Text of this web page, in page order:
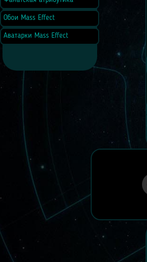
Обои Mass Effect
Аватарки Mass Effect